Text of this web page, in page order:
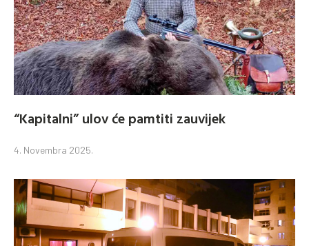
“Kapitalni” ulov će pamtiti zauvijek
4. Novembra 2025.